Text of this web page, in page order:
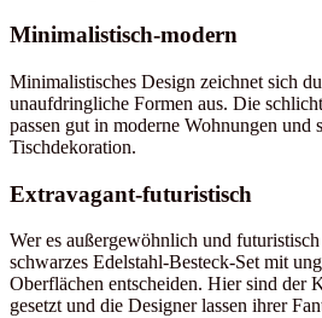
Minimalistisch-modern
Minimalistisches Design zeichnet sich
unaufdringliche Formen aus. Die
passen gut in moderne Wohnungen und
Tischdekoration.
Extravagant-futuristisch
Wer es außergewöhnlich und
schwarzes Edelstahl-Besteck-Set mit
Oberflächen entscheiden. Hier sind der
gesetzt und die Designer lassen ihrer